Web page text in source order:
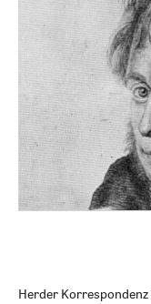
Herder Korrespondenz